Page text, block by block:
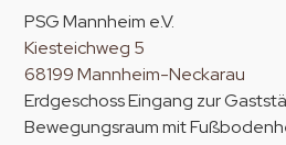
PSG Mannheim e.V.
Kiesteichweg 5
68199 Mannheim-Neckarau
Erdgeschoss Eingang zur
Bewegungsraum mit